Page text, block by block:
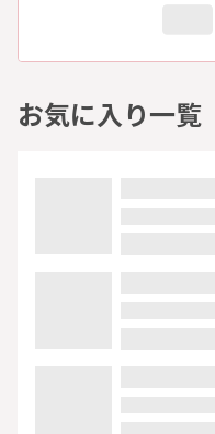
お気に入り一覧